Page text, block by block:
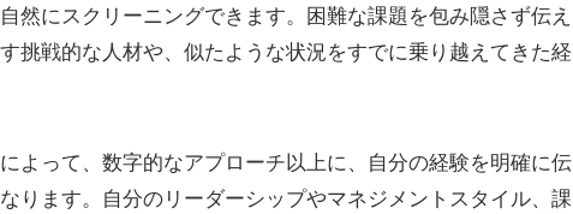
然にスクリーニングできます。困難な課題を包み隠さず伝え
挑戦的な人材や、似たような状況をすでに乗り越えてきた経
よって、数字的なアプローチ以上に、自分の経験を明確に伝
ります。自分のリーダーシップやマネジメントスタイル、課